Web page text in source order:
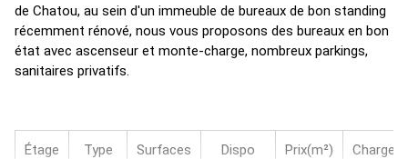
de Chatou, au sein d'un immeuble de bureaux de bon standing
récemment rénové, nous vous proposons des bureaux en bon
état avec ascenseur et monte-charge, nombreux parkings,
sanitaires privatifs.
Étage Type Surfaces Dispo Prix(m²) Charges